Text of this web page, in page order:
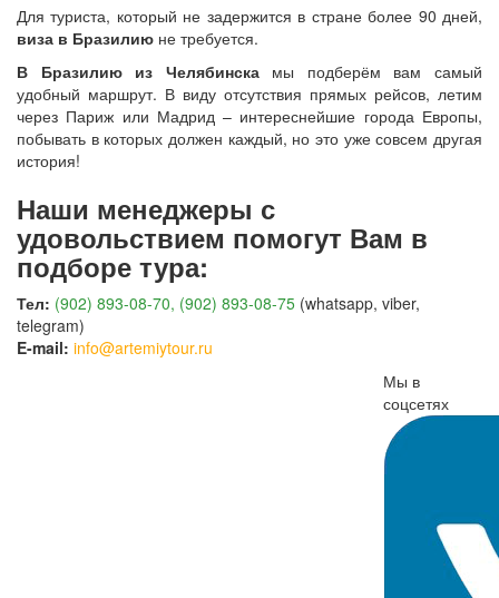
Для туриста, который не задержится в стране более 90 дней,
виза в Бразилию не требуется.
В Бразилию из Челябинскамы подберём вам самый
удобный маршрут. В виду отсутствия прямых рейсов, летим
через Париж или Мадрид – интереснейшие города Европы,
побывать в которых должен каждый, но это уже совсем другая
история!
Наши менеджеры с
удовольствием помогут Вам в
подборе тура:
Тел: (902) 893-08-70, (902) 893-08-75 (whatsapp, viber,
telegram)
E-mail: info@artemiytour.ru
Мы в
соцсетях